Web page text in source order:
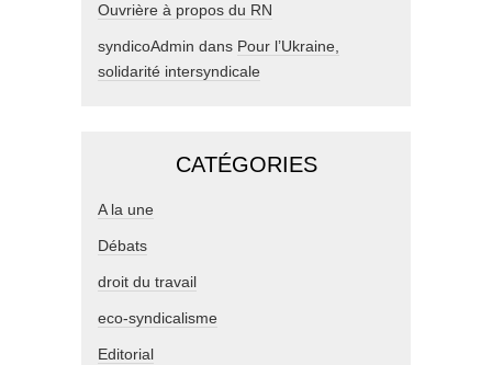
Ouvrière à propos du RN
syndicoAdmin dans Pour l’Ukraine,
solidarité intersyndicale
CATÉGORIES
A la une
Débats
droit du travail
eco-syndicalisme
Editorial